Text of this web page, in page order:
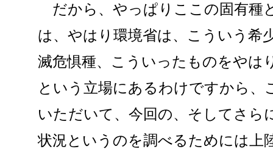
だから、やっぱりここの固有種
は、やはり環境省は、こういう希
滅危惧種、こういったものをやは
という立場にあるわけですから、
いただいて、今回の、そしてさら
状況というのを調べるためには上